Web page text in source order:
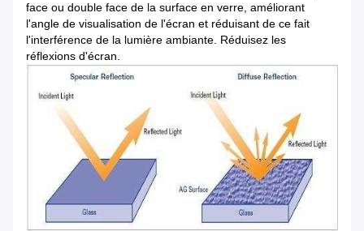
face ou double face de la surface en verre, améliorant
l'angle de visualisation de l'écran et réduisant de ce fait
l'interférence de la lumière ambiante. Réduisez les
réflexions d'écran.